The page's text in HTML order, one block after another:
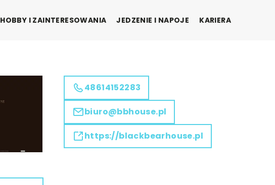
HOBBY I ZAINTERESOWANIA JEDZENIE I NAPOJE KARIERA
48614152283
biuro@bbhouse.pl
https://blackbearhouse.pl